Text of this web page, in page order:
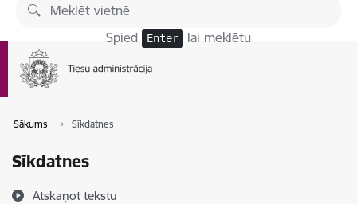
Pāriet uz lapas saturu
Spied Enter lai meklētu
Sākums Sīkdatnes
Sīkdatnes
Atskaņot tekstu